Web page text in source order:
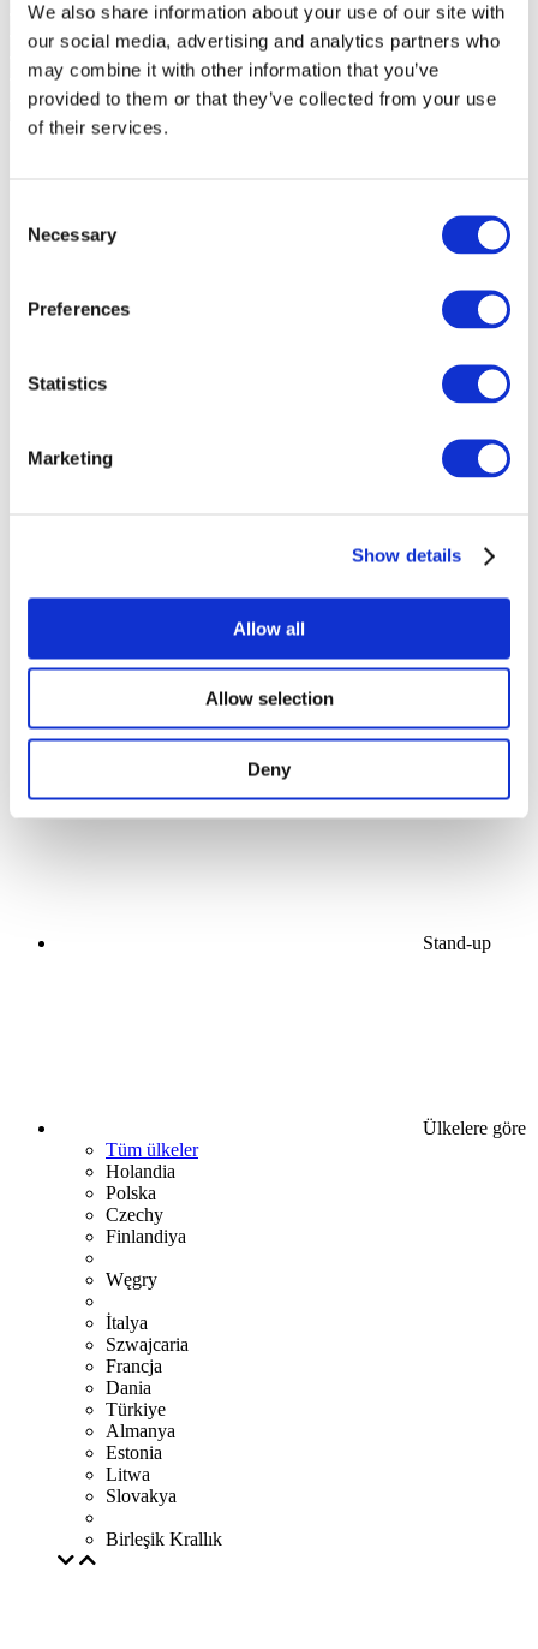
We also share information about your use of our site with
our social media, advertising and analytics partners who
may combine it with other information that you’ve
provided to them or that they’ve collected from your use
of their services.
Selection
Necessary
Preferences
Statistics
Marketing
Show details
Allow all
Allow selection
Deny
Uygula
Stand-up
Ülkelere göre
Tüm ülkeler
Holandia
Polska
Czechy
Finlandiya
Węgry
İtalya
Szwajcaria
Francja
Dania
Türkiye
Almanya
Estonia
Litwa
Slovakya
Birleşik Krallık